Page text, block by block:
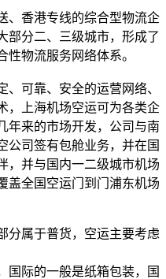
、香港专线的综合型物流企
部分二、三级城市，形成了
物流服务网络体系。
可靠、安全的运营网络、
，上海机场空运可为各类企
年来的市场开发，公司与南
公司签有包舱业务，并在国
，并与国内一二级城市机场
盖全国空运门到门浦东机场
属于普货，空运主要考虑
国际的一般是纸箱包装，国